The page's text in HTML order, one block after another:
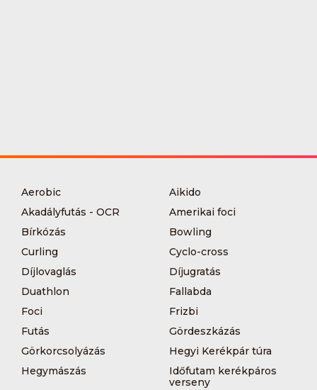
Aerobic
Aikido
Akadályfutás - OCR
Amerikai foci
Bírkózás
Bowling
Curling
Cyclo-cross
Díjlovaglás
Díjugratás
Duathlon
Fallabda
Foci
Frizbi
Futás
Gördeszkázás
Görkorcsolyázás
Hegyi Kerékpár túra
Hegymászás
Időfutam kerékpáros
verseny